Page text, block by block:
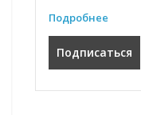
Подробнее